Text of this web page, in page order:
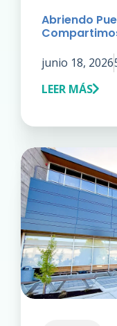
Abriendo
junio 18, 2026
LEER MÁS